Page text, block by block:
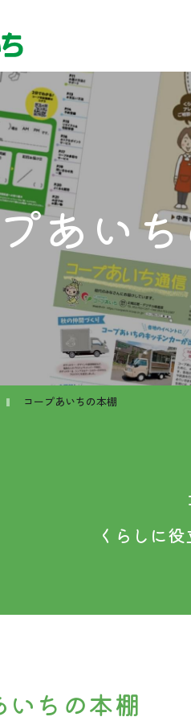
コープあい
生協のしく
はじめての
子育て応援
お買い物・
お
CO・OP共済
福祉・介護
生協10の基
くらしのサ
葬祭・お
あい
コープあいちの本棚
くらしに
いちの本棚